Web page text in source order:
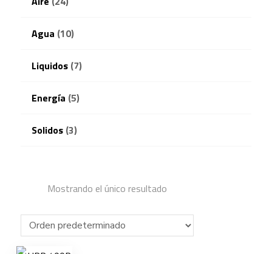
Agua (10)
Liquidos(7)
Energía (5)
Solidos(3)
Mostrando el único resultado